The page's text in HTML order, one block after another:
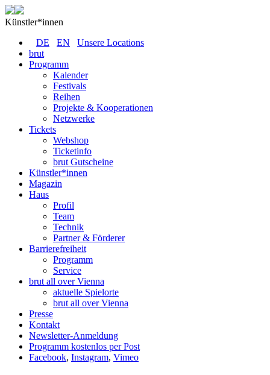
Künstler*innen
DE
EN
Unsere Locations
brut
Programm
Kalender
Festivals
Reihen
Projekte & Kooperationen
Netzwerke
Tickets
Webshop
Ticketinfo
brut Gutscheine
Künstler*innen
Magazin
Haus
Profil
Team
Technik
Partner & Förderer
Barrierefreiheit
Programm
Service
brut all over Vienna
aktuelle Spielorte
brut all over Vienna
Presse
Kontakt
Newsletter-Anmeldung
Programm kostenlos per Post
Facebook, Instagram, Vimeo